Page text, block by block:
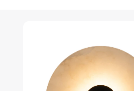
Bildgalerie
springen